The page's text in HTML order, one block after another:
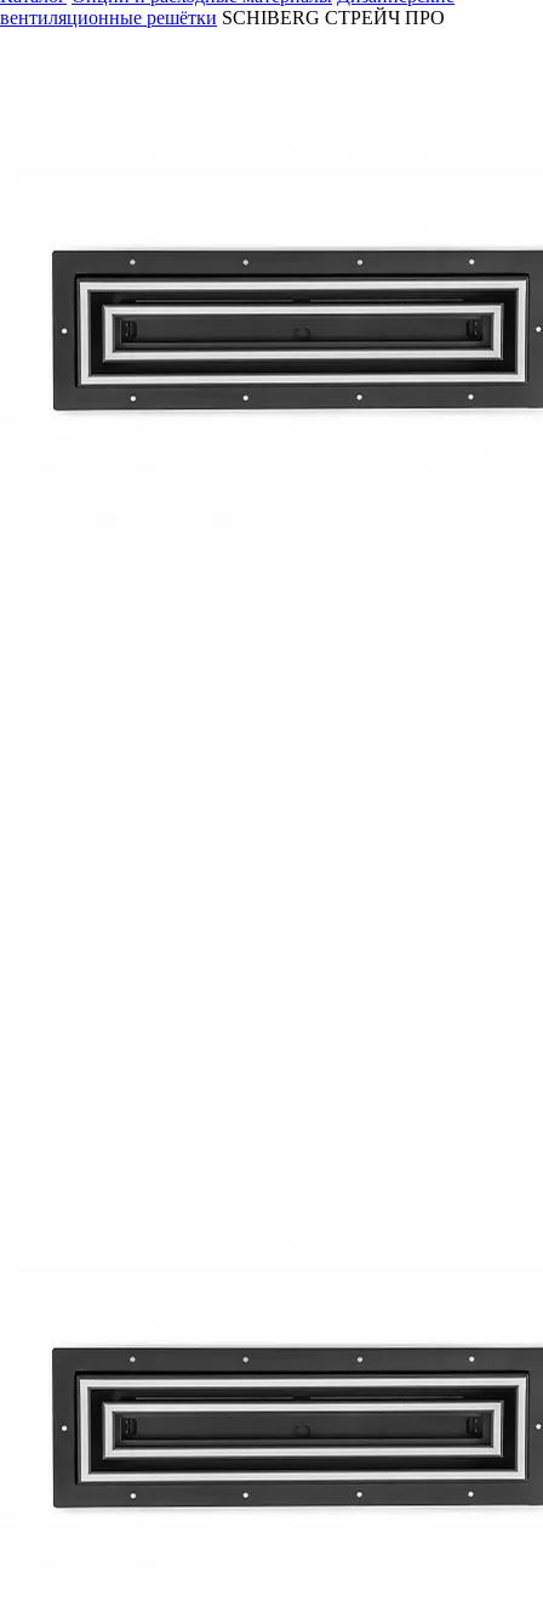
вентиляционные решётки SCHIBERG СТРЕЙЧ ПРО